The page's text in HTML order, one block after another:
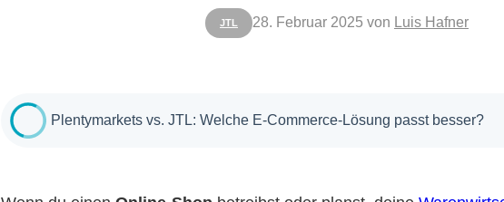
JTL 28. Februar 2025 von Luis Hafner
Plentymarkets vs. JTL: Welche E-Commerce-Lösung passt besser?